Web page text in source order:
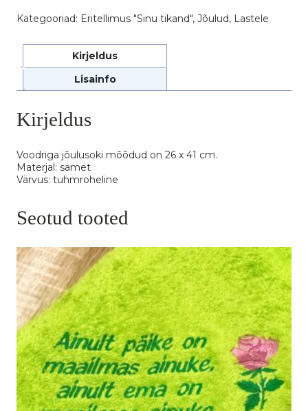
Kategooriad: Eritellimus "Sinu tikand", Jõulud, Lastele
Kirjeldus
Lisainfo
Kirjeldus
Voodriga jõulusoki mõõdud on 26 x 41 cm.
Materjal: samet
Värvus: tuhmroheline
Seotud tooted